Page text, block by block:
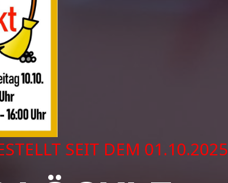
SEIT DEM 01.10.2025